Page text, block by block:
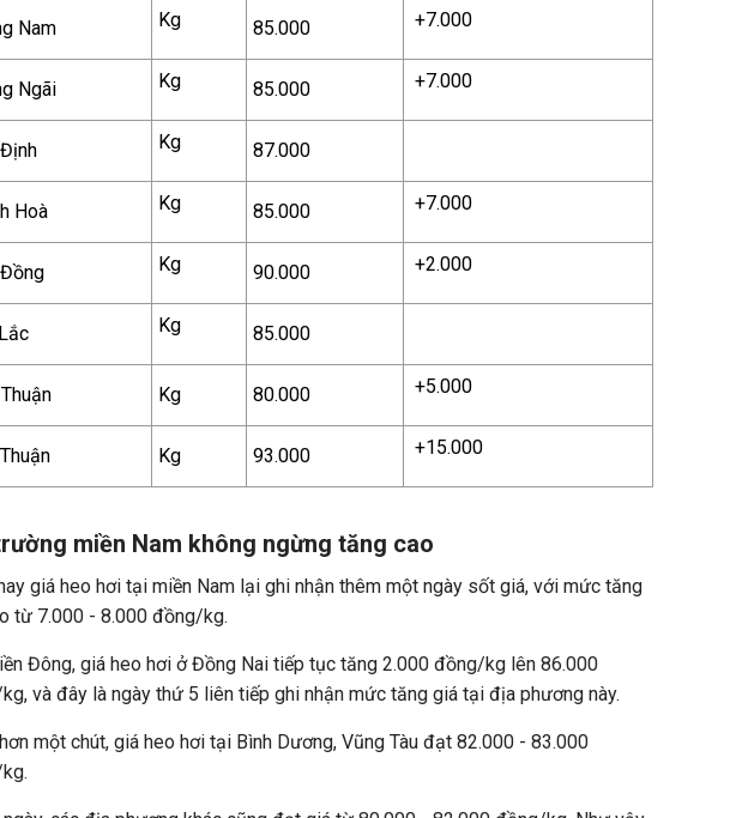
Nam Kg 85.000 +7.000
Ngãi Kg 85.000 +7.000
Kg 87.000
Hoà Kg 85.000 +7.000
Kg 90.000 +2.000
Kg 85.000
Kg 80.000 +5.000
Kg 93.000 +15.000
miền Nam không ngừng tăng cao
giá heo hơi tại miền Nam lại ghi nhận thêm một ngày sốt giá, với mức tăng
từ 7.000 - 8.000 đồng/kg.
Đông, giá heo hơi ở Đồng Nai tiếp tục tăng 2.000 đồng/kg lên 86.000
và đây là ngày thứ 5 liên tiếp ghi nhận mức tăng giá tại địa phương này.
một chút, giá heo hơi tại Bình Dương, Vũng Tàu đạt 82.000 - 83.000